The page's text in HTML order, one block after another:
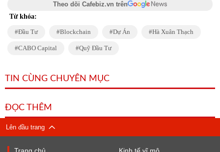
Theo dõi Cafebiz.vn trên
Từ khóa:
Đầu Tư Blockchain Dự Án Hà Xuân Thạch
CABO Capital Quỹ Đầu Tư
TIN CÙNG CHUYÊN MỤC
ĐỌC THÊM
Lên đầu trang